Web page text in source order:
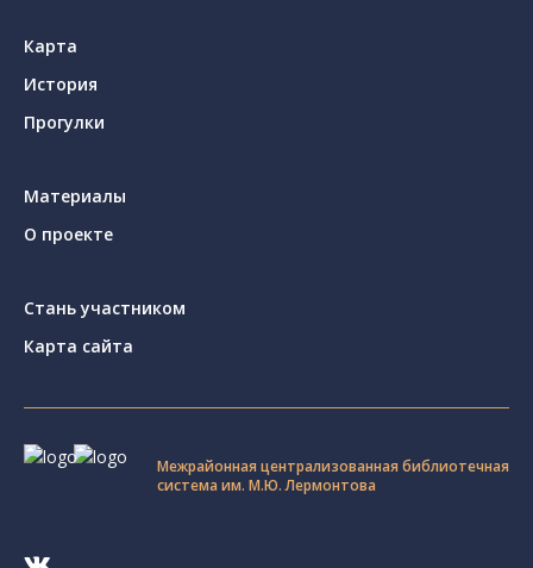
Карта
История
Прогулки
Материалы
О проекте
Стань участником
Карта сайта
Межрайонная централизованная библиотечная
система им. М.Ю. Лермонтова